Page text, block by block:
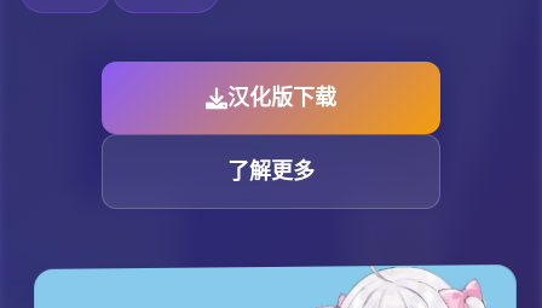
汉化版下载
了解更多